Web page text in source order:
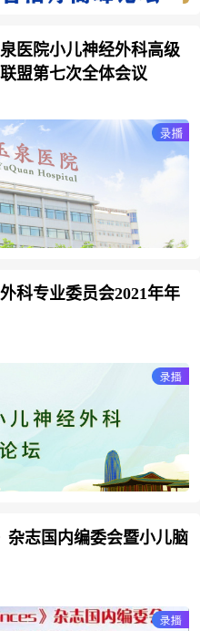
医院小儿神经外科高级
盟第七次全体会议
科专业委员会2021年年
杂志国内编委会暨小儿脑